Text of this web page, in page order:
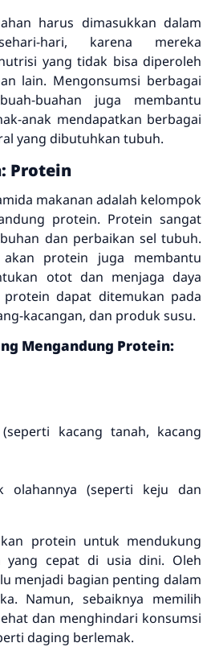
harus dimasukkan dalam
hari, karena mereka
yang tidak bisa diperoleh
lain. Mengonsumsi berbagai
buahan juga membantu
anak mendapatkan berbagai
yang dibutuhkan tubuh.
Protein
makanan adalah kelompok
protein. Protein sangat
dan perbaikan sel tubuh.
protein juga membantu
otot dan menjaga daya
dapat ditemukan pada
kacangan, dan produk susu.
Mengandung Protein:
(seperti kacang tanah, kacang
olahannya (seperti keju dan
protein untuk mendukung
yang cepat di usia dini. Oleh
menjadi bagian penting dalam
Namun, sebaiknya memilih
dan menghindari konsumsi
daging berlemak.